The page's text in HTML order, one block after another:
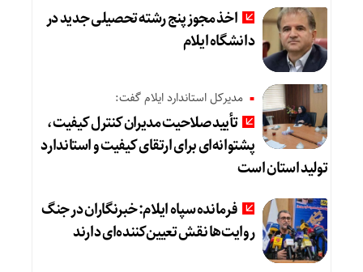
اخذ مجوز پنج رشته تحصیلی جدید در
دانشگاه ایلام
مدیرکل استاندارد ایلام گفت:
تأیید صلاحیت مدیران کنترل کیفیت،
پشتوانه‌ای برای ارتقای کیفیت و استاندارد
تولید استان است
فرمانده سپاه ایلام: خبرنگاران در جنگ
روایت‌ها نقش تعیین‌کننده‌ای دارند